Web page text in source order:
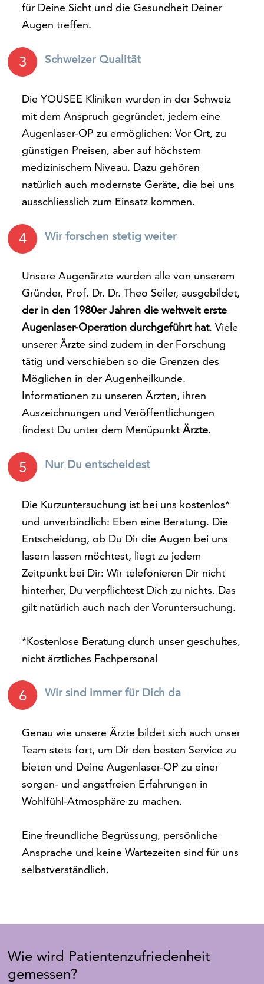
für Deine Sicht und die Gesundheit Deiner
Augen treffen.
3 Schweizer Qualität
Die YOUSEE Kliniken wurden in der Schweiz
mit dem Anspruch gegründet, jedem eine
Augenlaser-OP zu ermöglichen: Vor Ort, zu
günstigen Preisen, aber auf höchstem
medizinischem Niveau. Dazu gehören
natürlich auch modernste Geräte, die bei uns
ausschliesslich zum Einsatz kommen.
4 Wir forschen stetig weiter
Unsere Augenärzte wurden alle von unserem
Gründer, Prof. Dr. Dr. Theo Seiler, ausgebildet,
der in den 1980er Jahren die weltweit erste
Augenlaser-Operation durchgeführt hat. Viele
unserer Ärzte sind zudem in der Forschung
tätig und verschieben so die Grenzen des
Möglichen in der Augenheilkunde.
Informationen zu unseren Ärzten, ihren
Auszeichnungen und Veröffentlichungen
findest Du unter dem MenüpunktÄrzte.
5 Nur Du entscheidest
Die Kurzuntersuchung ist bei uns kostenlos*
und unverbindlich: Eben eine Beratung. Die
Entscheidung, ob Du Dir die Augen bei uns
lasern lassen möchtest, liegt zu jedem
Zeitpunkt bei Dir: Wir telefonieren Dir nicht
hinterher, Du verpflichtest Dich zu nichts. Das
gilt natürlich auch nach der Voruntersuchung.
*Kostenlose Beratung durch unser geschultes,
nicht ärztliches Fachpersonal
6 Wir sind immer für Dich da
Genau wie unsere Ärzte bildet sich auch unser
Team stets fort, um Dir den besten Service zu
bieten und Deine Augenlaser-OP zu einer
sorgen- und angstfreien Erfahrungen in
Wohlfühl-Atmosphäre zu machen.
Eine freundliche Begrüssung, persönliche
Ansprache und keine Wartezeiten sind für uns
selbstverständlich.
Wie wird Patientenzufriedenheit
gemessen?